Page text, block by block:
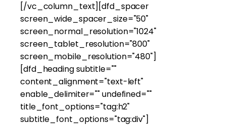
[/vc_column_text][dfd_spacer
screen_wide_spacer_size="50"
screen_normal_resolution="1024"
screen_tablet_resolution="800"
screen_mobile_resolution="480"]
[dfd_heading subtitle=""
content_alignment="text-left"
enable_delimiter="" undefined=""
title_font_options="tag:h2"
subtitle_font_options="tag:div"]